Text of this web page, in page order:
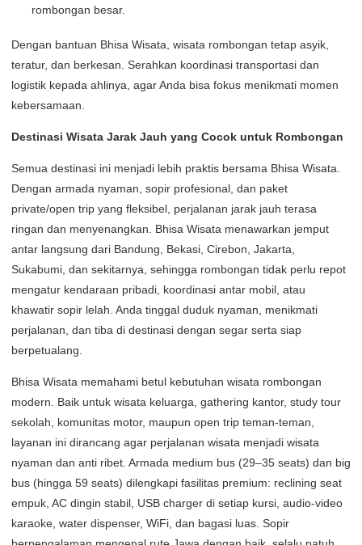
rombongan besar.
Dengan bantuan Bhisa Wisata, wisata rombongan tetap asyik,
teratur, dan berkesan. Serahkan koordinasi transportasi dan
logistik kepada ahlinya, agar Anda bisa fokus menikmati momen
kebersamaan.
Destinasi Wisata Jarak Jauh yang Cocok untuk Rombongan
Semua destinasi ini menjadi lebih praktis bersama Bhisa Wisata.
Dengan armada nyaman, sopir profesional, dan paket
private/open trip yang fleksibel, perjalanan jarak jauh terasa
ringan dan menyenangkan. Bhisa Wisata menawarkan jemput
antar langsung dari Bandung, Bekasi, Cirebon, Jakarta,
Sukabumi, dan sekitarnya, sehingga rombongan tidak perlu repot
mengatur kendaraan pribadi, koordinasi antar mobil, atau
khawatir sopir lelah. Anda tinggal duduk nyaman, menikmati
perjalanan, dan tiba di destinasi dengan segar serta siap
berpetualang.
Bhisa Wisata memahami betul kebutuhan wisata rombongan
modern. Baik untuk wisata keluarga, gathering kantor, study tour
sekolah, komunitas motor, maupun open trip teman-teman,
layanan ini dirancang agar perjalanan wisata menjadi wisata
nyaman dan anti ribet. Armada medium bus (29–35 seats) dan big
bus (hingga 59 seats) dilengkapi fasilitas premium: reclining seat
empuk, AC dingin stabil, USB charger di setiap kursi, audio-video
karaoke, water dispenser, WiFi, dan bagasi luas. Sopir